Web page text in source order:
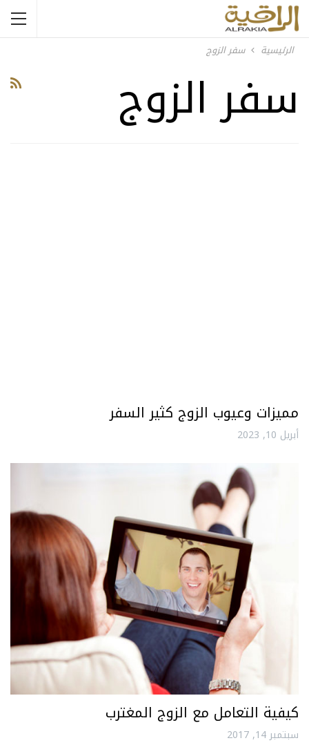
الرئيسية سفر الزوج
سفر الزوج
مميزات وعيوب الزوج كثير السفر
أبريل 10, 2023
كيفية التعامل مع الزوج المغترب
سبتمبر 14, 2017